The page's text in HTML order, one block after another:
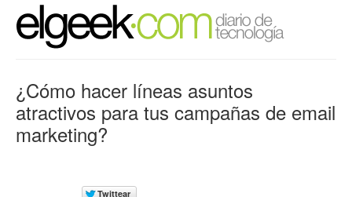
¿Cómo hacer líneas asuntos
atractivos para tus campañas de email
marketing?